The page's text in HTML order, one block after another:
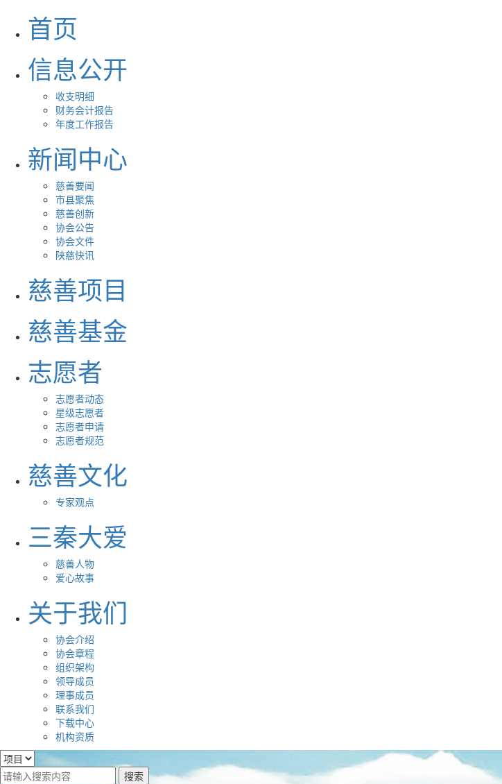
首页
信息公开
收支明细
财务会计报告
年度工作报告
新闻中心
慈善要闻
市县聚焦
慈善创新
协会公告
协会文件
陕慈快讯
慈善项目
慈善基金
志愿者
志愿者动态
星级志愿者
志愿者申请
志愿者规范
慈善文化
专家观点
三秦大爱
慈善人物
爱心故事
关于我们
协会介绍
协会章程
组织架构
领导成员
理事成员
联系我们
下载中心
机构资质